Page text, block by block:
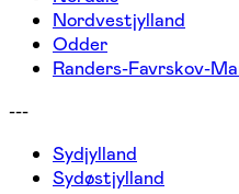
Nordvestjylland
Odder
Randers-Favrskov-
---
Sydjylland
Sydøstjylland